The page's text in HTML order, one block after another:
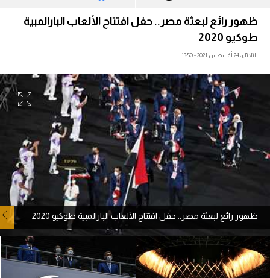
ميركاتو
فانتازي في الجول
مسابقة التوقعات
فيديوهات
عدسات
آراء حرة
بطولات
أمريكا 2026
الدوري المصري
ظهور رائع لبعثة مصر.. حفل افتتاح الألعاب البارالمبية
طوكيو 2020
الثلاثاء، 24 أغسطس 2021 - 13:50
ظهور رائع لبعثة مصر.. حفل افتتاح الألعاب البارالمبية طوكيو 2020